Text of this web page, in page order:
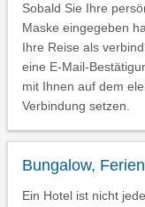
Sobald Sie Ihre
Maske eingegeben
Ihre Reise als
eine E-Mail-
mit Ihnen auf dem
Verbindung setzen.
Bungalow,
Ein Hotel ist nicht